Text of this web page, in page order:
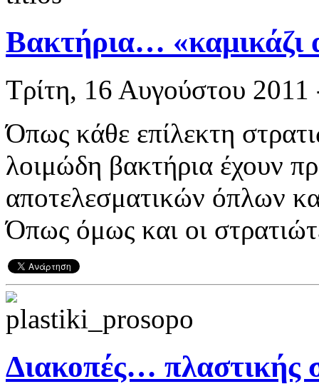
Βακτήρια… «καμικάζι
Τρίτη, 16 Αυγούστου
Όπως κάθε επίλεκτη
λοιμώδη βακτήρια έχουν
αποτελεσματικών όπλων
Όπως όμως και οι
Διακοπές… πλαστικής